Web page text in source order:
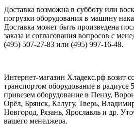
Доставка возможна в субботу или
погрузки оборудования в машину
Доставка может быть произведена
заказа и согласования вопросов с
(495) 507-27-83 или (495) 997-16-48.
Интернет-магазин Хладекс.рф возит
транспортом оборудование в
привезем оборудование в Пензу,
Орёл, Брянск, Калугу, Тверь,
Новгород, Рязань, Ярославль и др.
вашего менеджера.